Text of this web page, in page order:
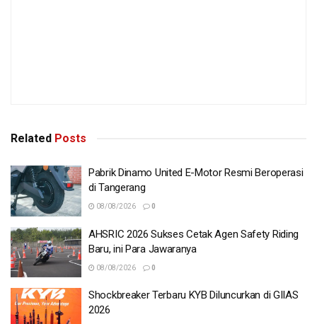
Related Posts
Pabrik Dinamo United E-Motor Resmi Beroperasi
di Tangerang
08/08/2026 0
AHSRIC 2026 Sukses Cetak Agen Safety Riding
Baru, ini Para Jawaranya
08/08/2026 0
Shockbreaker Terbaru KYB Diluncurkan di GIIAS
2026